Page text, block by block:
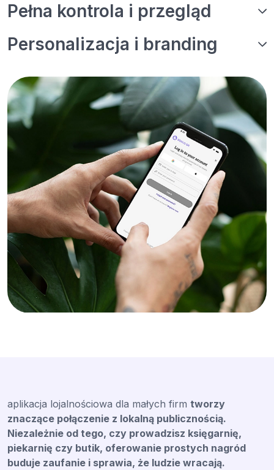
Pełna kontrola i przegląd
Personalizacja i branding
aplikacja lojalnościowa dla małych firm tworzy
znaczące połączenie z lokalną publicznością.
Niezależnie od tego, czy prowadzisz księgarnię,
piekarnię czy butik, oferowanie prostych nagród
buduje zaufanie i sprawia, że ludzie wracają.